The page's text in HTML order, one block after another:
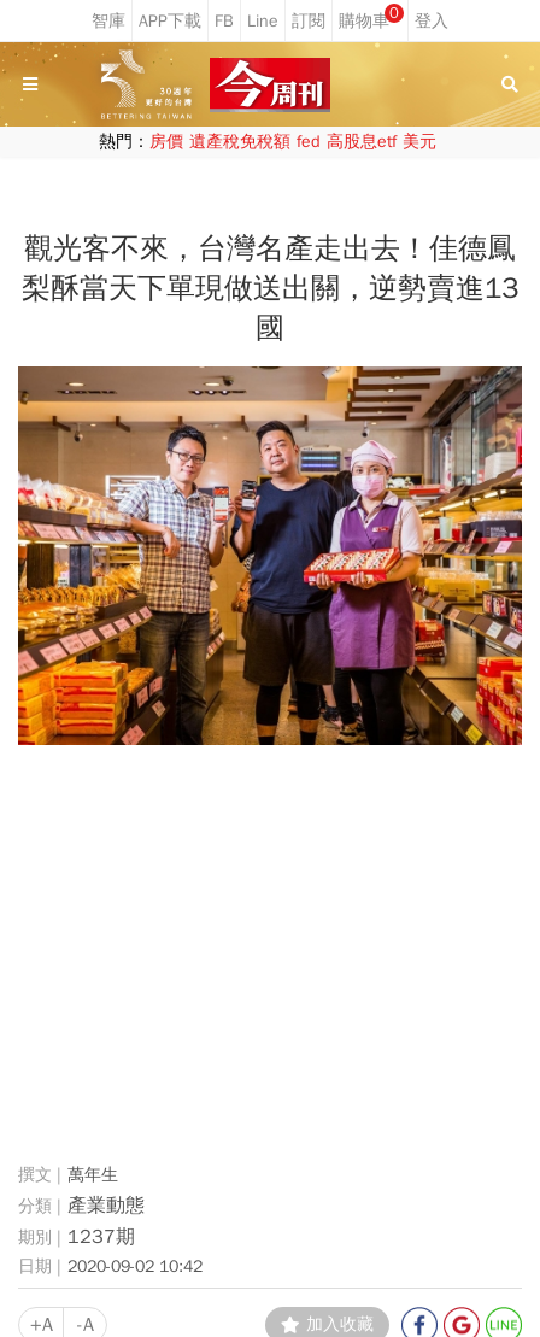
0
熱門： 房價 遺產稅免稅額 fed 高股息etf 美元
觀光客不來，台灣名產走出去！佳德鳳
梨酥當天下單現做送出關，逆勢賣進13
國
萬年生
產業動態
1237期
2020-09-02 10:42
+A -A 加入收藏